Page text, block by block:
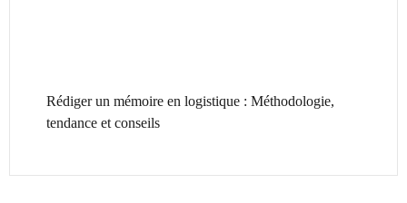
Rédiger un mémoire en logistique : Méthodologie,
tendance et conseils